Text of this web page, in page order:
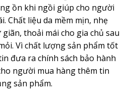
ồn khi ngồi giúp cho người
Chất liệu da mềm mịn, nhẹ
thoải mái cho gia chủ sau
Vì chất lượng sản phẩm tốt
đưa ra chính sách bảo hành
người mua hàng thêm tin
sản phẩm.